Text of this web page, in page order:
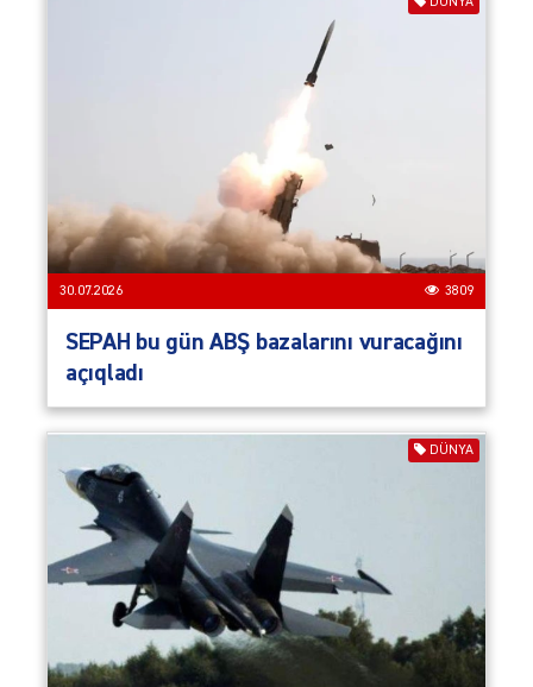
30.07.2026 3809
SEPAH bu gün ABŞ bazalarını vuracağını
açıqladı
DÜNYA